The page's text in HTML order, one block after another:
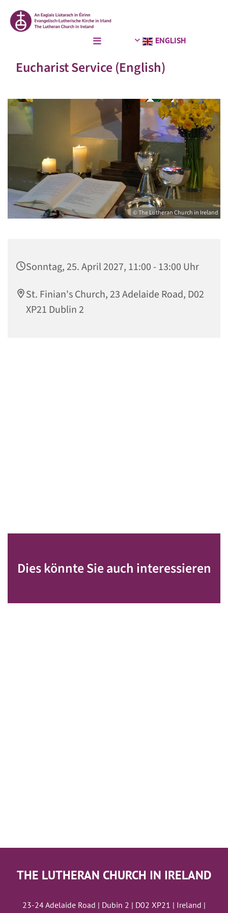
ENGLISH
Eucharist Service (English)
© The Lutheran Church in Ireland
Sonntag, 25. April 2027, 11:00 - 13:00 Uhr
St. Finian's Church, 23 Adelaide Road, D02
XP21 Dublin 2
Dies könnte Sie auch interessieren
THE LUTHERAN CHURCH IN IRELAND
23-24 Adelaide Road | Dubin 2 | D02 XP21 | Ireland |